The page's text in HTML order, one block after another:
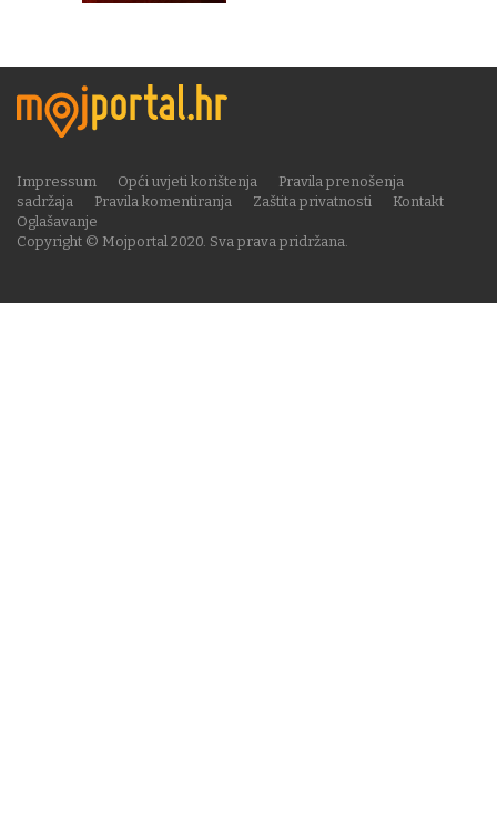
Copyright © Mojportal 2020. Sva prava pridržana.
Impressum Opći uvjeti korištenja
Pravila prenošenja
sadržaja
Pravila komentiranja Zaštita privatnosti
Kontakt
Oglašavanje